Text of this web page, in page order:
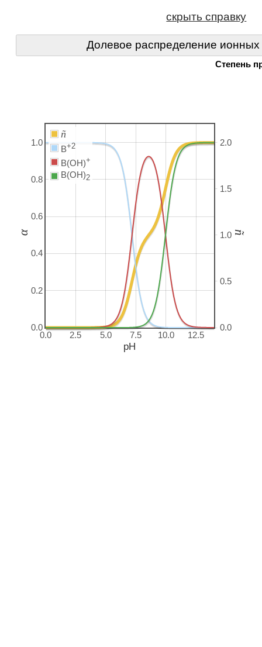
скрыть справку
Долевое распределение
Степень
0.0 2.5 5.0 7.5 10.0 12.5
0.0
0.2
0.4
0.6
0.8
1.0
0.0
0.5
1.0
1.5
2.0
ñ
B+2
B(OH)+
B(OH)2
pH
α ñ